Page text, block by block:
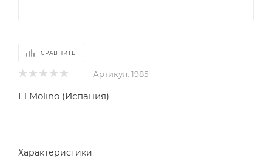
СРАВНИТЬ
Артикул: 1985
El Molino (Испания)
Характеристики